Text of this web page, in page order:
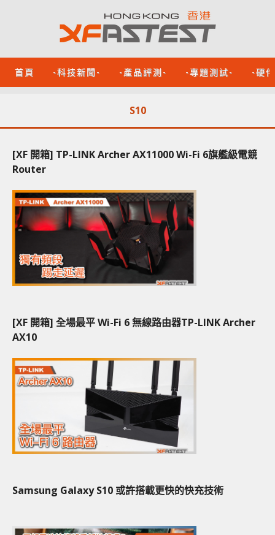
首頁 -科技新聞- -產品評測- -專題測試- -硬
S10
[XF 開箱] TP-LINK Archer AX11000 Wi-Fi 6旗艦級電競
Router
[XF 開箱] 全場最平 Wi-Fi 6 無線路由器TP-LINK Archer
AX10
Samsung Galaxy S10 或許搭載更快的快充技術